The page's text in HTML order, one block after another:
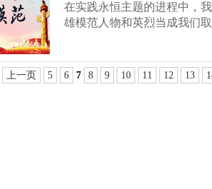
在实践永恒主题的进程中，
雄模范人物和英烈当成我们
上一页 5 6 7 8 9 10 11 12 13